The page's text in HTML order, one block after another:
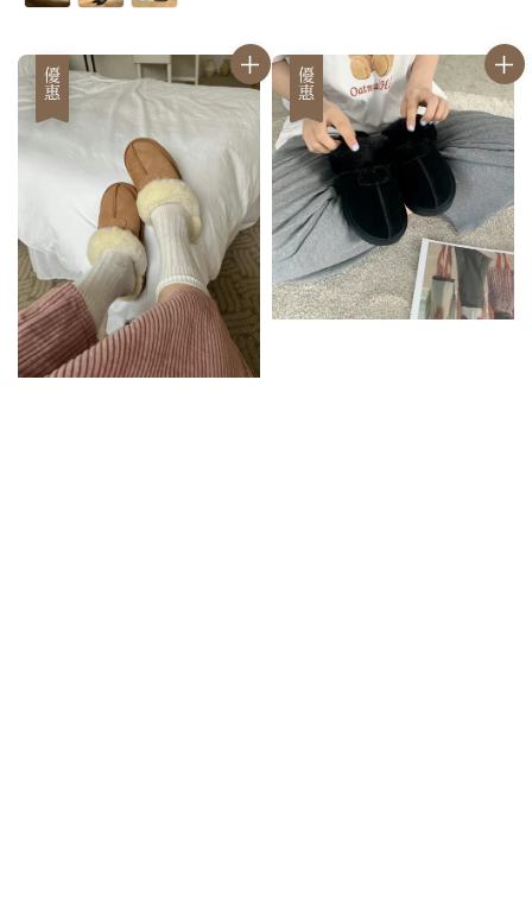
優惠 優惠